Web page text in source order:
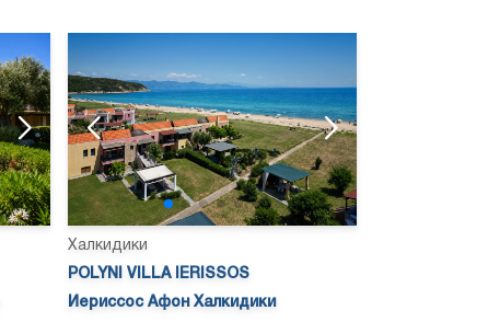
Халкидики
POLYNI VILLA IERISSOS
Иериссос Афон Халкидики